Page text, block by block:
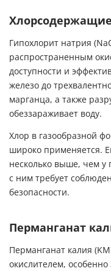
Гипохлорит натрия
распространенным
доступности и
железо до
марганца, а также
обеззараживает воду.
Хлор в газообразной
широко применяется.
несколько выше, чем у
с ним требует
безопасности.
Перманганат
Перманганат калия
окислителем,